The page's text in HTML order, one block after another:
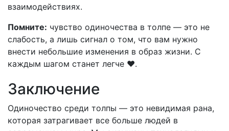
взаимодействиях.
Помните: чувство одиночества в толпе — это не
слабость, а лишь сигнал о том, что вам нужно
внести небольшие изменения в образ жизни. С
каждым шагом станет легче ❤️.
Заключение
Одиночество среди толпы — это невидимая рана,
которая затрагивает все больше людей в